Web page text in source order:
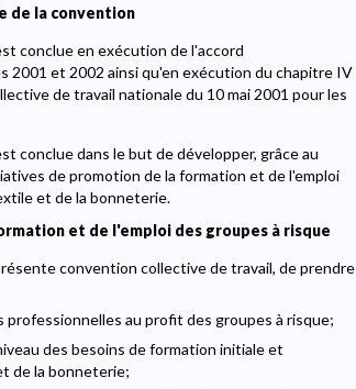
de la convention
conclue en exécution de l'accord
2001 et 2002 ainsi qu'en exécution du chapitre IV
de travail nationale du 10 mai 2001 pour les
conclue dans le but de développer, grâce au
de promotion de la formation et de l'emploi
et de la bonneterie.
et de l'emploi des groupes à risque
convention collective de travail, de prendre
au profit des groupes à risque;
des besoins de formation initiale et
de la bonneterie;